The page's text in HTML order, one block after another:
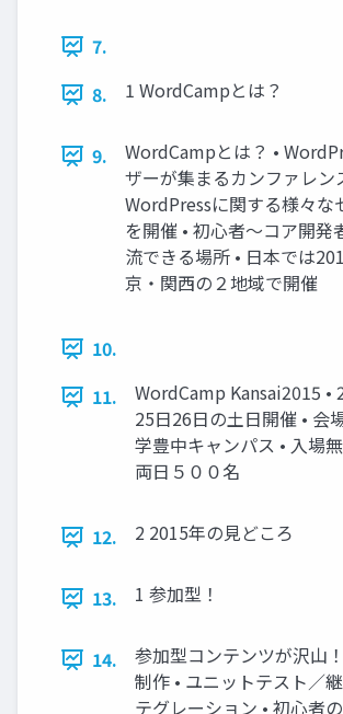
7.
8.
1 WordCampとは？
9.
WordCampとは？ •
ザーが集まるカンファレン
WordPressに関する様々な
を開催 • 初心者〜コア開発
流できる場所 • 日本では
京・関西の２地域で開催
10.
11.
WordCamp Kansai2015 •
25日26日の土日開催 • 会
学豊中キャンパス • 入場
両日５００名
12. 2 2015年の見どころ
13. 1 参加型！
14.
参加型コンテンツが沢山
制作 • ユニットテスト／
テグレーション • 初心者